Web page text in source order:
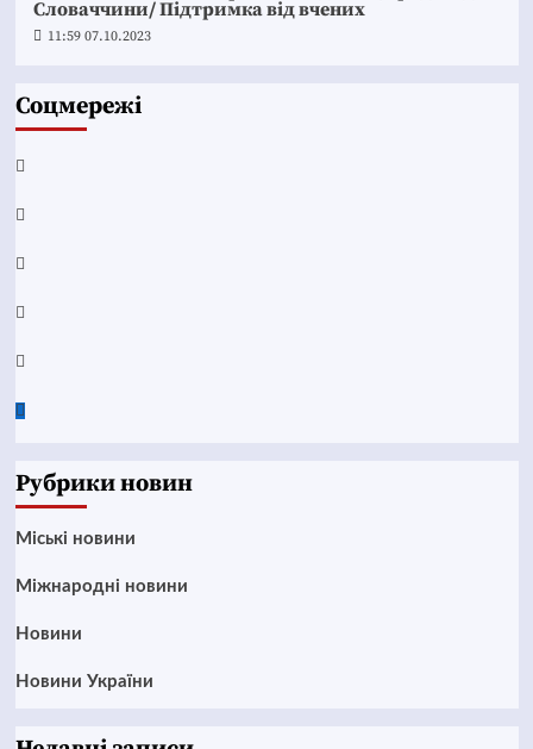
Словаччини/ Підтримка від вчених
11:59 07.10.2023
Соцмережі
Facebook
YouTube
Telegram
Instagram
Twitter
Рубрики новин
Mіські новини
Міжнародні новини
Новини
Новини України